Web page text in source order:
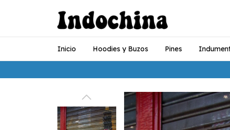
Inicio Hoodies y Buzos Pines